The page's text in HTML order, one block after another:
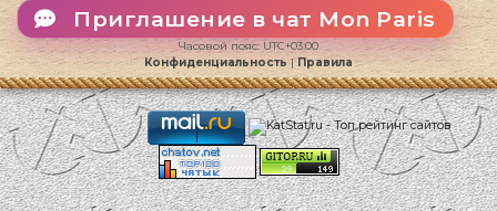
Приглашение в чат Mon Paris
Часовой пояс:UTC+03:00
Конфиденциальность|Правила